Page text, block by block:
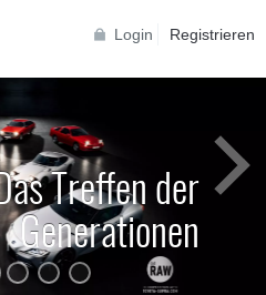
Login Registrieren
Treffen der
Generationen